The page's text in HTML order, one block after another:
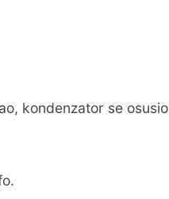
kondenzator se